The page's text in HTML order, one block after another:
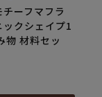
ーフマフラ
クシェイプ1
物 材料セッ